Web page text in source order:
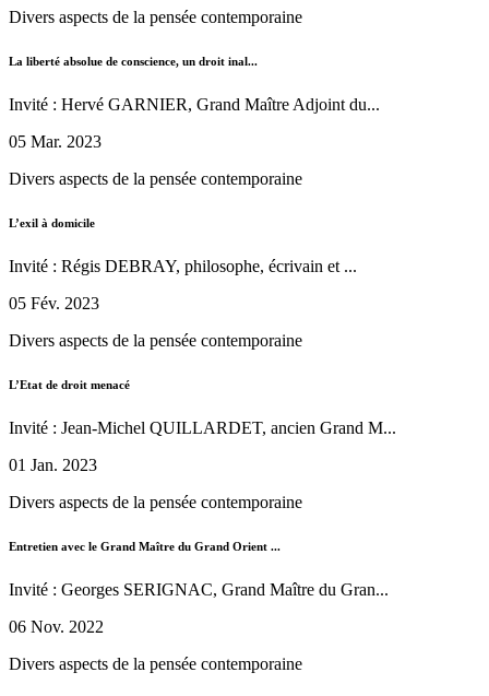
Divers aspects de la pensée contemporaine
La liberté absolue de conscience, un droit inal...
Invité : Hervé GARNIER, Grand Maître Adjoint du...
05 Mar. 2023
Divers aspects de la pensée contemporaine
L’exil à domicile
Invité : Régis DEBRAY, philosophe, écrivain et ...
05 Fév. 2023
Divers aspects de la pensée contemporaine
L’Etat de droit menacé
Invité : Jean-Michel QUILLARDET, ancien Grand M...
01 Jan. 2023
Divers aspects de la pensée contemporaine
Entretien avec le Grand Maître du Grand Orient ...
Invité : Georges SERIGNAC, Grand Maître du Gran...
06 Nov. 2022
Divers aspects de la pensée contemporaine